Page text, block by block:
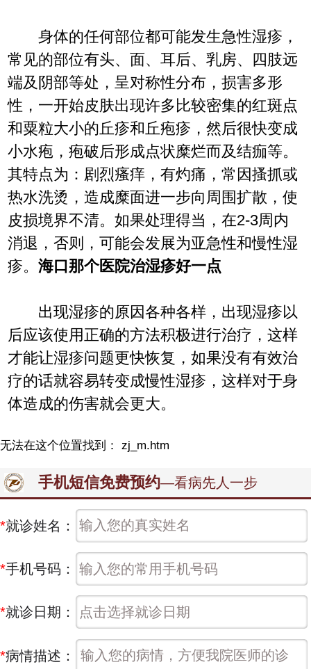
身体的任何部位都可能发生急性湿疹，
常见的部位有头、面、耳后、乳房、四肢远
端及阴部等处，呈对称性分布，损害多形
性，一开始皮肤出现许多比较密集的红斑点
和粟粒大小的丘疹和丘疱疹，然后很快变成
小水疱，疱破后形成点状糜烂而及结痂等。
其特点为：剧烈瘙痒，有灼痛，常因搔抓或
热水洗烫，造成糜面进一步向周围扩散，使
皮损境界不清。如果处理得当，在2-3周内
消退，否则，可能会发展为亚急性和慢性湿
疹。海口那个医院治湿疹好一点
出现湿疹的原因各种各样，出现湿疹以
后应该使用正确的方法积极进行治疗，这样
才能让湿疹问题更快恢复，如果没有有效治
疗的话就容易转变成慢性湿疹，这样对于身
体造成的伤害就会更大。
无法在这个位置找到： zj_m.htm
手机短信免费预约—看病先人一步
*就诊姓名：
*手机号码：
*就诊日期：
*病情描述：